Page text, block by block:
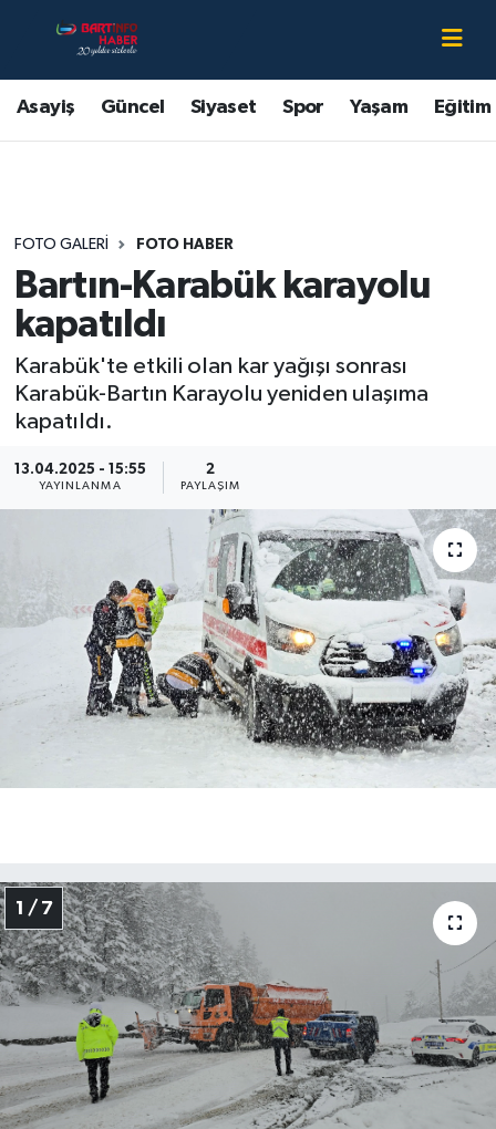
Asayiş Güncel Siyaset Spor Yaşam Eğitim
FOTO GALERI FOTO HABER
Bartın-Karabük karayolu
kapatıldı
Karabük'te etkili olan kar yağışı sonrası
Karabük-Bartın Karayolu yeniden ulaşıma
kapatıldı.
13.04.2025 - 15:55
YAYINLANMA
2
PAYLAŞIM
1 / 7
Asayiş
Bartın Hakkında
Eğitim
Ekonomi
Güncel
Kültür-Sanat
Magazin
Sağlık
Sinema
Sivil Toplum
Siyaset
Turizm
Yaşam
Yerel Yönetimler
DÜNYA
Bartın Nöbetçi Eczaneler
Bartın Hava Durumu
Bartın Trafik Yoğunluk Haritası
Süper Lig Puan Durumu ve Fikstür
Tüm Manşetler
Son Dakika Haberleri
Haber Arşivi